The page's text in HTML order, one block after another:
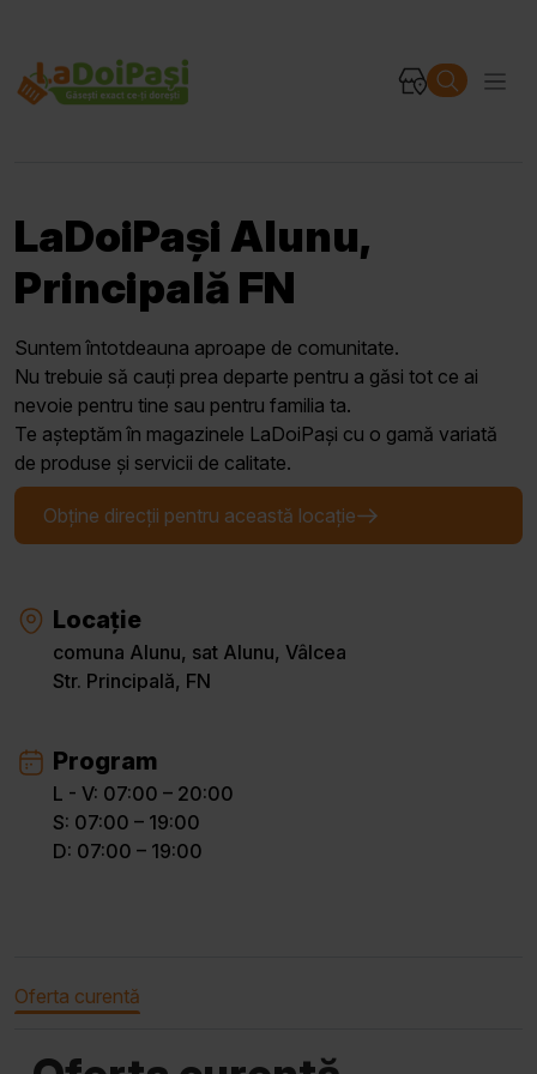
LaDoiPași Alunu,
Principală FN
Suntem întotdeauna aproape de comunitate.
Nu trebuie să cauți prea departe pentru a găsi tot ce ai
nevoie pentru tine sau pentru familia ta.
Te așteptăm în magazinele LaDoiPași cu o gamă variată
de produse și servicii de calitate.
Obține direcții pentru această locație
Locație
comuna Alunu, sat Alunu, Vâlcea
Str. Principală, FN
Program
L - V: 07:00 – 20:00
S: 07:00 – 19:00
D: 07:00 – 19:00
Oferta curentă